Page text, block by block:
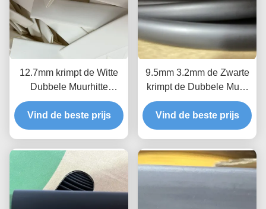
12.7mm krimpt de Witte
Dubbele Muurhitte
Buizenstelsel, Wit
Kleefstof Gevoerd
Polyolefin Buizenstelsel
Vind de beste prijs
9.5mm 3.2mm de Zwarte
krimpt de Dubbele Muur
van het
Omslagbuizenstelsel
ASTM D2671
Vind de beste prijs